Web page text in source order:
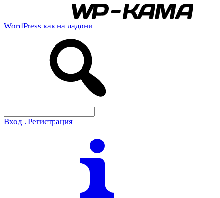
WordPress как на ладони
Вход . Регистрация